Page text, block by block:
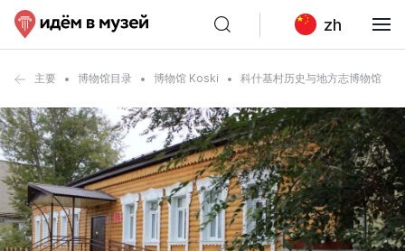
zh
主要 博物馆目录 博物馆 Koski 科什基村历史与地方志博物馆